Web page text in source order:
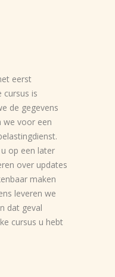
eerst
cursus is
de gegevens
we voor een
op een later
over updates
maken
leveren we
dat geval
cursus u hebt